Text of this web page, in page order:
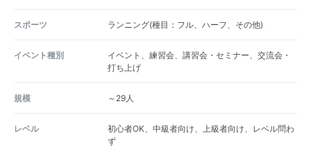
スポーツ ランニング(種目：フル、ハーフ、その他)
イベント種別
イベント、練習会、講習会・セミナー、交流会・
打ち上げ
規模 ～29人
レベル
初心者OK、中級者向け、上級者向け、レベル問わ
ず